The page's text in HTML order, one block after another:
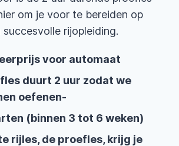
om je voor te bereiden op
rijopleiding.
voor automaat
duurt 2 uur zodat we
oefenen-
(binnen 3 tot 6 weken)
rijles, de proefles, krijg je